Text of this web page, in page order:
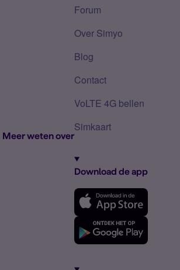
Meer weten over
Forum
Over Simyo
Blog
Contact
VoLTE 4G bellen
Simkaart
Download de app